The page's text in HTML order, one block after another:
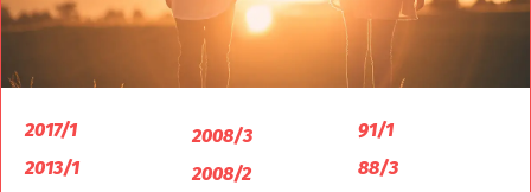
2017/1
2013/1
2008/3
2008/2
91/1
88/3